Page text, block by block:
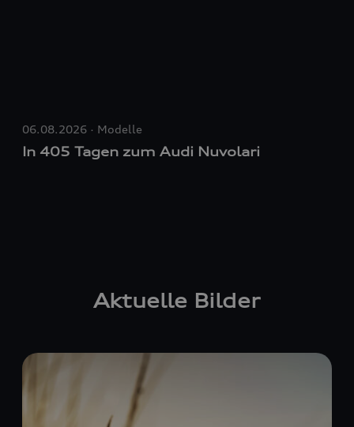
06.08.2026 Modelle
In 405 Tagen zum Audi Nuvolari
Aktuelle Bilder